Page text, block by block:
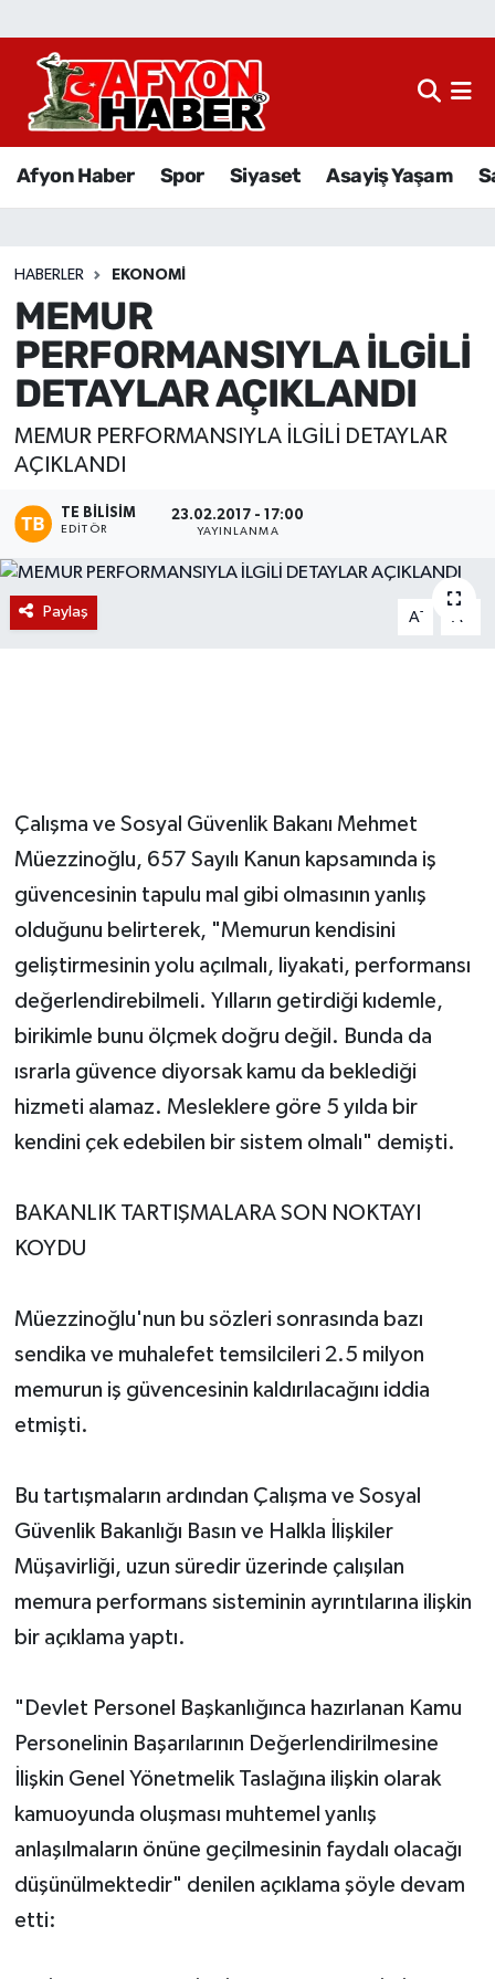
Afyon Haber Spor Siyaset Asayiş Yaşam
HABERLER EKONOMI
MEMUR
PERFORMANSIYLA İLGİLİ
DETAYLAR AÇIKLANDI
MEMUR PERFORMANSIYLA İLGİLİ DETAYLAR
AÇIKLANDI
TE BILISIM
EDITÖR
23.02.2017 - 17:00
YAYINLANMA
Paylaş A- A
Çalışma ve Sosyal Güvenlik Bakanı Mehmet
Müezzinoğlu, 657 Sayılı Kanun kapsamında iş
güvencesinin tapulu mal gibi olmasının yanlış
olduğunu belirterek, "Memurun kendisini
geliştirmesinin yolu açılmalı, liyakati, performansı
değerlendirebilmeli. Yılların getirdiği kıdemle,
birikimle bunu ölçmek doğru değil. Bunda da
ısrarla güvence diyorsak kamu da beklediği
hizmeti alamaz. Mesleklere göre 5 yılda bir
kendini çek edebilen bir sistem olmalı" demişti.
BAKANLIK TARTIŞMALARA SON NOKTAYI
KOYDU
Müezzinoğlu'nun bu sözleri sonrasında bazı
sendika ve muhalefet temsilcileri 2.5 milyon
memurun iş güvencesinin kaldırılacağını iddia
etmişti.
Bu tartışmaların ardından Çalışma ve Sosyal
Güvenlik Bakanlığı Basın ve Halkla İlişkiler
Müşavirliği, uzun süredir üzerinde çalışılan
memura performans sisteminin ayrıntılarına ilişkin
bir açıklama yaptı.
"Devlet Personel Başkanlığınca hazırlanan Kamu
Personelinin Başarılarının Değerlendirilmesine
İlişkin Genel Yönetmelik Taslağına ilişkin olarak
kamuoyunda oluşması muhtemel yanlış
anlaşılmaların önüne geçilmesinin faydalı olacağı
düşünülmektedir" denilen açıklama şöyle devam
etti:
Afyon Haber
Sağlık
Eğitim
Ekonomi
Magazin